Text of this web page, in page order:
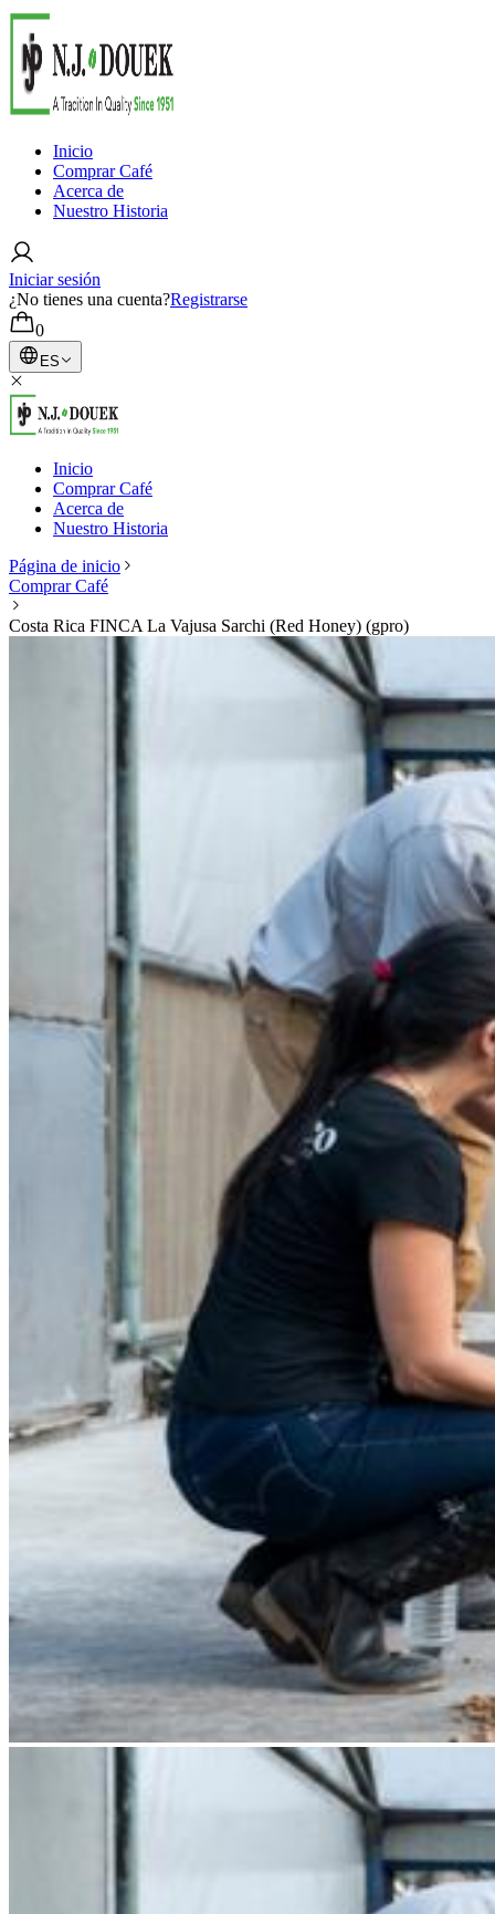
Inicio
Comprar Café
Acerca de
Nuestro Historia
Iniciar sesión
¿No tienes una cuenta?Registrarse
0
ES
Inicio
Comprar Café
Acerca de
Nuestro Historia
Página de inicio
Comprar Café
Costa Rica FINCA La Vajusa Sarchi (Red Honey) (gpro)